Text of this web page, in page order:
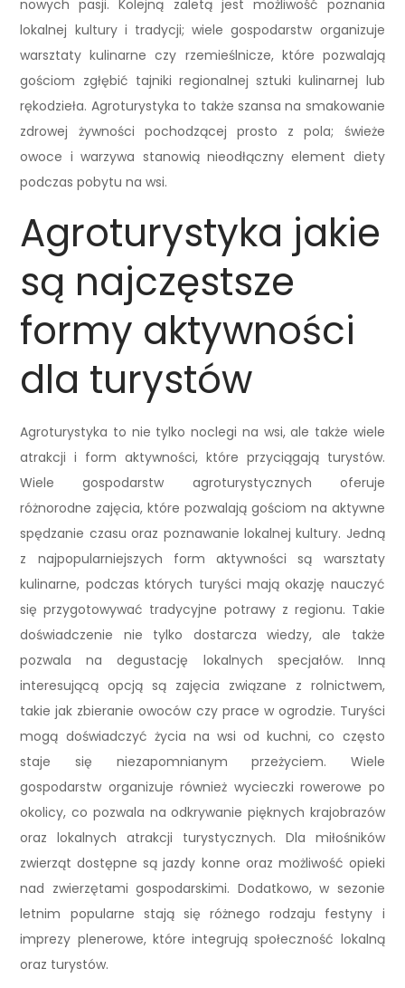
nowych pasji. Kolejną zaletą jest możliwość poznania
lokalnej kultury i tradycji; wiele gospodarstw organizuje
warsztaty kulinarne czy rzemieślnicze, które pozwalają
gościom zgłębić tajniki regionalnej sztuki kulinarnej lub
rękodzieła. Agroturystyka to także szansa na smakowanie
zdrowej żywności pochodzącej prosto z pola; świeże
owoce i warzywa stanowią nieodłączny element diety
podczas pobytu na wsi.
Agroturystyka jakie
są najczęstsze
formy aktywności
dla turystów
Agroturystyka to nie tylko noclegi na wsi, ale także wiele
atrakcji i form aktywności, które przyciągają turystów.
Wiele gospodarstw agroturystycznych oferuje
różnorodne zajęcia, które pozwalają gościom na aktywne
spędzanie czasu oraz poznawanie lokalnej kultury. Jedną
z najpopularniejszych form aktywności są warsztaty
kulinarne, podczas których turyści mają okazję nauczyć
się przygotowywać tradycyjne potrawy z regionu. Takie
doświadczenie nie tylko dostarcza wiedzy, ale także
pozwala na degustację lokalnych specjałów. Inną
interesującą opcją są zajęcia związane z rolnictwem,
takie jak zbieranie owoców czy prace w ogrodzie. Turyści
mogą doświadczyć życia na wsi od kuchni, co często
staje się niezapomnianym przeżyciem. Wiele
gospodarstw organizuje również wycieczki rowerowe po
okolicy, co pozwala na odkrywanie pięknych krajobrazów
oraz lokalnych atrakcji turystycznych. Dla miłośników
zwierząt dostępne są jazdy konne oraz możliwość opieki
nad zwierzętami gospodarskimi. Dodatkowo, w sezonie
letnim popularne stają się różnego rodzaju festyny i
imprezy plenerowe, które integrują społeczność lokalną
oraz turystów.